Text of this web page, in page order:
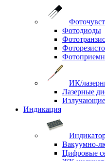
Фотодиоды
ИК/
Лазерные
Индикация
Вакуумно-
Цифровые